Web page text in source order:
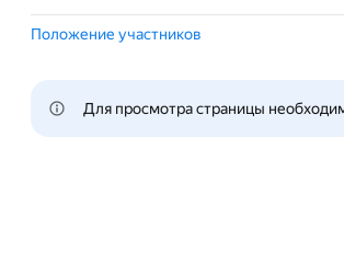
Положение участников
Для просмотра страницы